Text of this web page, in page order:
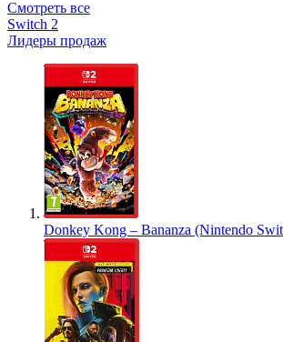
Смотреть все
Switch 2
Лидеры продаж
Donkey Kong – Bananza (Nintendo